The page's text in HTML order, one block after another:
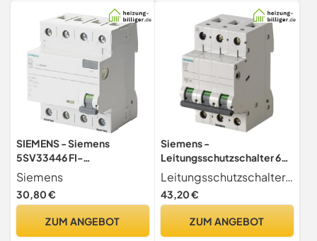
SIEMENS - Siemens
5SV33446 FI-
Schutzschalter 3P+N TypA
30mA 40A 400V
Siemens
30,80 €
ZUM ANGEBOT
Siemens -
Leitungsschutzschalter 6kA
C25 3P 3TE 400V MCB
Sicherungsautomat
Leitungsschutzschalter 5SL für den sicheren Kurzschluss- und Überlastschutz für Standardanwendungen im Wohn- und Zweckbau.
43,20 €
ZUM ANGEBOT